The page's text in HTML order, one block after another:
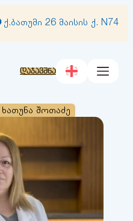
ქ.ბათუმი 26 მაისის ქ. N74
დაჯავშნა
ხათუნა შოთაძე